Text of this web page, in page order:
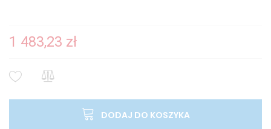
1 483,23 zł
DODAJ DO KOSZYKA